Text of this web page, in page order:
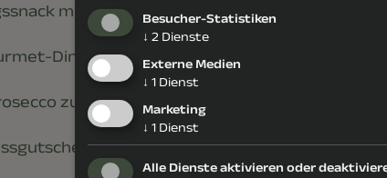
mit herzhaften Salaten, feinen Suppen,
Dinner mit Salatbuffet
zur Begrüßung auf dem Zimmer
pro Zimmer
Besucher-Statistiken
↓ 2 Dienste
Externe Medien
↓ 1 Dienst
Marketing
↓ 1 Dienst
Alle Dienste aktivieren oder